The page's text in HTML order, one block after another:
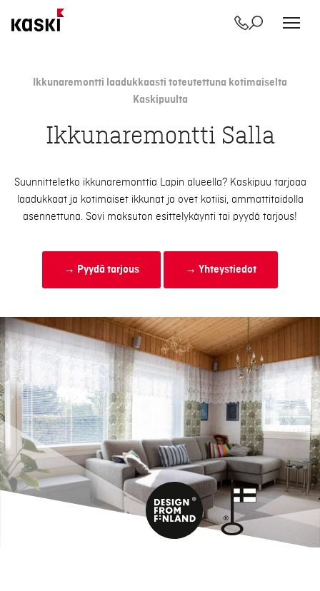
Yhteystiedot
Etsi
Ikkunaremontti laadukkaasti toteutettuna kotimaiselta
Kaskipuulta
Ikkunaremontti Salla
Suunnitteletko ikkunaremonttia Lapin alueella? Kaskipuu tarjoaa
laadukkaat ja kotimaiset ikkunat ja ovet kotiisi, ammattitaidolla
asennettuna. Sovi maksuton esittelykäynti tai pyydä tarjous!
→ Pyydä tarjous → Yhteystiedot